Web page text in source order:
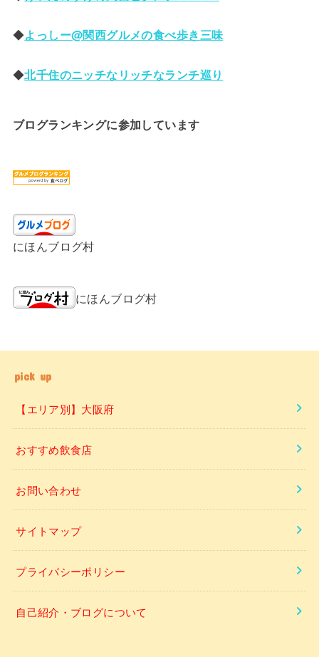
◆よっしー@関西グルメの食べ歩き三味
◆北千住のニッチなリッチなランチ巡り
ブログランキングに参加しています
にほんブログ村
にほんブログ村
pick up
【エリア別】大阪府
おすすめ飲食店
お問い合わせ
サイトマップ
プライバシーポリシー
自己紹介・ブログについて